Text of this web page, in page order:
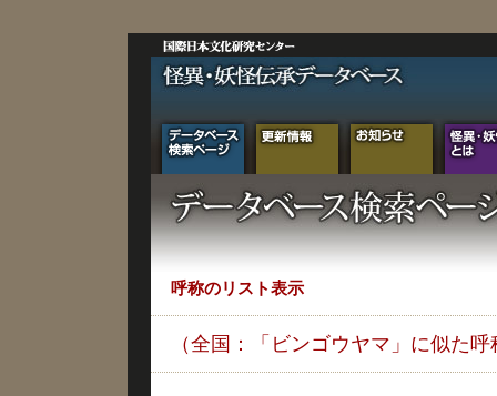
呼称のリスト表示
（全国：「ビンゴウヤマ」に似た呼